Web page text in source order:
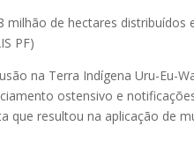
de hectares distribuídos
PF)
na Terra Indígena Uru-Eu-
ostensivo e
que resultou na aplicação de